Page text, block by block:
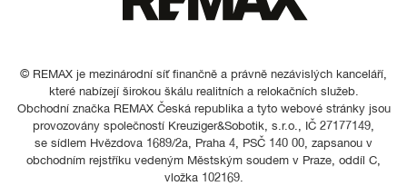
© REMAX je mezinárodní síť finančně a právně nezávislých kanceláří,
které nabízejí širokou škálu realitních a relokačních služeb.
Obchodní značka REMAX Česká republika a tyto webové stránky jsou
provozovány společností Kreuziger&Sobotik, s.r.o., IČ 27177149,
se sídlem Hvězdova 1689/2a, Praha 4, PSČ 140 00, zapsanou v
obchodním rejstříku vedeným Městským soudem v Praze, oddíl C,
vložka 102169.